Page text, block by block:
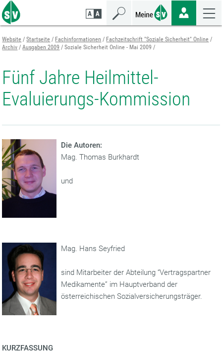
Zum
Seiteninhalt
springen
Zur
Navigation
springen
Zur
Mobilen
Navigation
springen
Website Startseite Fachinformationen
Fachzeitschrift "Soziale Sicherheit" Online
Archiv
Ausgaben 2009 Soziale Sicherheit Online - Mai 2009
Fünf Jahre Heilmittel-
Evaluierungs-Kommission
Die Autoren:
Mag. Thomas Burkhardt
und
Mag. Hans Seyfried
sind Mitarbeiter der Abteilung “Vertragspartner
Medikamente” im Hauptverband der
österreichischen Sozialversicherungsträger.
KURZFASSUNG